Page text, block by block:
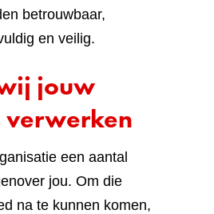
betrouwbaar,
en veilig.
jouw
verwerken
een aantal
jou. Om die
na te kunnen komen,